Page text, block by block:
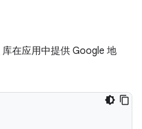
库在应用中提供 Google 地